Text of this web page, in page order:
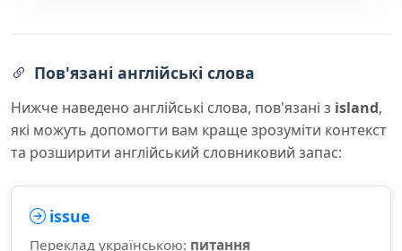
Пов'язані англійські слова
Нижче наведено англійські слова, пов'язані з island,
які можуть допомогти вам краще зрозуміти контекст
та розширити англійський словниковий запас:
issue
Переклад українською: питання